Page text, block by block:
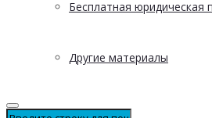
Бесплатная юридическая
Другие материалы